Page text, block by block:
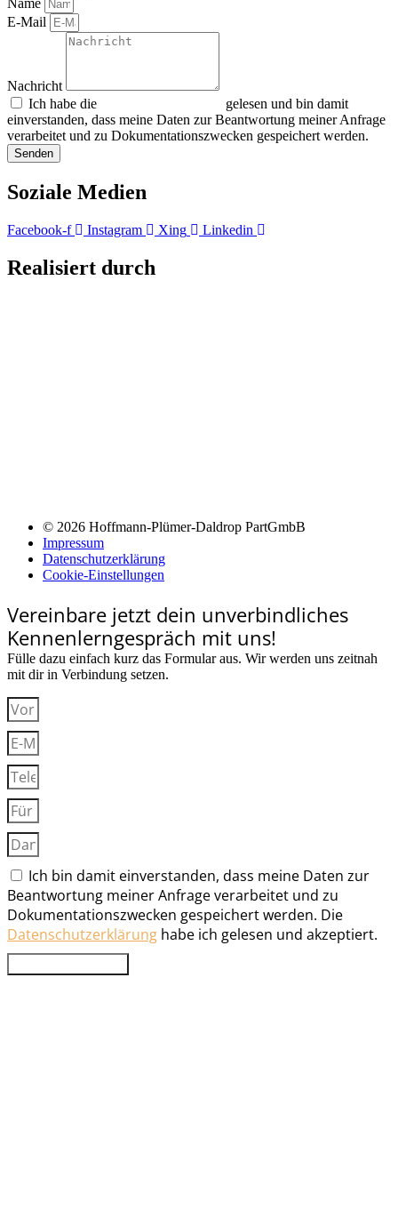
Name
E-Mail
Nachricht
Ich habe die
gelesen und bin damit
einverstanden, dass meine Daten zur Beantwortung meiner Anfrage
verarbeitet und zu Dokumentationszwecken gespeichert werden.
Senden
Soziale Medien
Facebook-f Instagram Xing Linkedin
Realisiert durch
© 2026 Hoffmann-Plümer-Daldrop PartGmbB
Impressum
Datenschutzerklärung
Cookie-Einstellungen
Vereinbare jetzt dein unverbindliches
Kennenlerngespräch mit uns!
Fülle dazu einfach kurz das Formular aus. Wir werden uns zeitnah
mit dir in Verbindung setzen.
Ich bin damit einverstanden, dass meine Daten zur
Beantwortung meiner Anfrage verarbeitet und zu
Dokumentationszwecken gespeichert werden. Die
Datenschutzerklärung habe ich gelesen und akzeptiert.